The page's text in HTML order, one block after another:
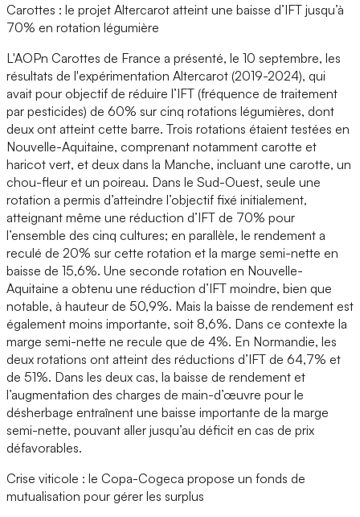
Carottes : le projet Altercarot atteint une baisse d’IFT jusqu’à
70% en rotation légumière
L'AOPn Carottes de France a présenté, le 10 septembre, les
résultats de l'expérimentation Altercarot (2019-2024), qui
avait pour objectif de réduire l’IFT (fréquence de traitement
par pesticides) de 60% sur cinq rotations légumières, dont
deux ont atteint cette barre. Trois rotations étaient testées en
Nouvelle-Aquitaine, comprenant notamment carotte et
haricot vert, et deux dans la Manche, incluant une carotte, un
chou-fleur et un poireau. Dans le Sud-Ouest, seule une
rotation a permis d’atteindre l’objectif fixé initialement,
atteignant même une réduction d’IFT de 70% pour
l’ensemble des cinq cultures; en parallèle, le rendement a
reculé de 20% sur cette rotation et la marge semi-nette en
baisse de 15,6%. Une seconde rotation en Nouvelle-
Aquitaine a obtenu une réduction d’IFT moindre, bien que
notable, à hauteur de 50,9%. Mais la baisse de rendement est
également moins importante, soit 8,6%. Dans ce contexte la
marge semi-nette ne recule que de 4%. En Normandie, les
deux rotations ont atteint des réductions d’IFT de 64,7% et
de 51%. Dans les deux cas, la baisse de rendement et
l’augmentation des charges de main-d’œuvre pour le
désherbage entraînent une baisse importante de la marge
semi-nette, pouvant aller jusqu’au déficit en cas de prix
défavorables.
Crise viticole : le Copa-Cogeca propose un fonds de
mutualisation pour gérer les surplus